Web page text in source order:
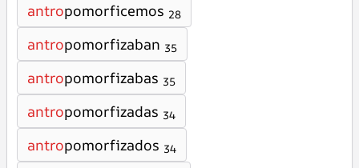
antropomorficemos 28
antropomorfizaban 35
antropomorfizabas 35
antropomorfizadas 34
antropomorfizados 34